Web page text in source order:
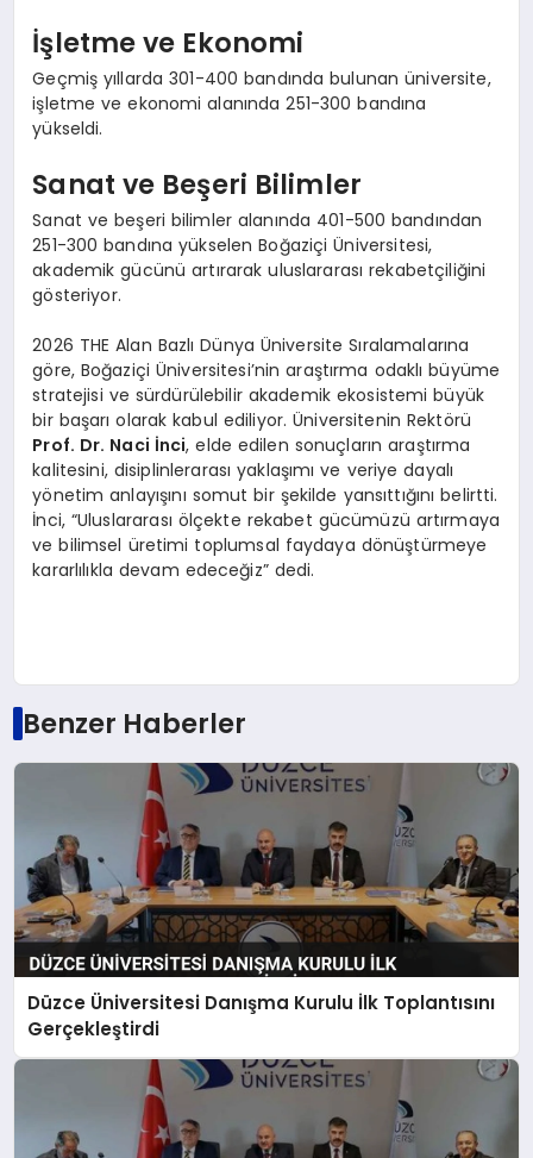
İşletme ve Ekonomi
Geçmiş yıllarda 301-400 bandında bulunan üniversite,
işletme ve ekonomi alanında 251-300 bandına
yükseldi.
Sanat ve Beşeri Bilimler
Sanat ve beşeri bilimler alanında 401-500 bandından
251-300 bandına yükselen Boğaziçi Üniversitesi,
akademik gücünü artırarak uluslararası rekabetçiliğini
gösteriyor.
2026 THE Alan Bazlı Dünya Üniversite Sıralamalarına
göre, Boğaziçi Üniversitesi’nin araştırma odaklı büyüme
stratejisi ve sürdürülebilir akademik ekosistemi büyük
bir başarı olarak kabul ediliyor. Üniversitenin Rektörü
Prof. Dr. Naci İnci, elde edilen sonuçların araştırma
kalitesini, disiplinlerarası yaklaşımı ve veriye dayalı
yönetim anlayışını somut bir şekilde yansıttığını belirtti.
İnci, “Uluslararası ölçekte rekabet gücümüzü artırmaya
ve bilimsel üretimi toplumsal faydaya dönüştürmeye
kararlılıkla devam edeceğiz” dedi.
Benzer Haberler
Düzce Üniversitesi Danışma Kurulu İlk Toplantısını
Gerçekleştirdi